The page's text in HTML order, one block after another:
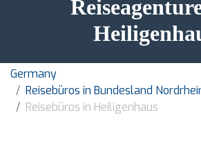
Germany
Reisebüros in Bundesland
Reisebüros in Heiligenhaus